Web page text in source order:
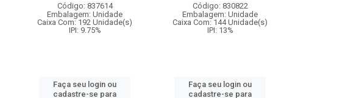
Código: 837614
Embalagem: Unidade
Caixa Com: 192 Unidade(s)
IPI: 9.75%
Faça seu login ou
cadastre-se para
Código: 830822
Embalagem: Unidade
Caixa Com: 144 Unidade(s)
IPI: 13%
Faça seu login ou
cadastre-se para